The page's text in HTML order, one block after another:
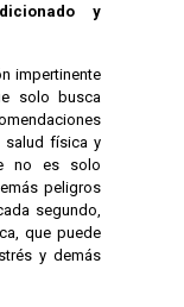
y
impertinente
solo busca
salud física y
no es solo
peligros
segundo,
que puede
y demás